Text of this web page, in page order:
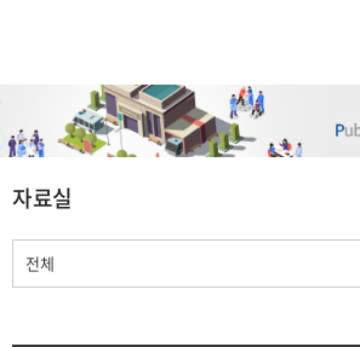
자료실
열린
페이지